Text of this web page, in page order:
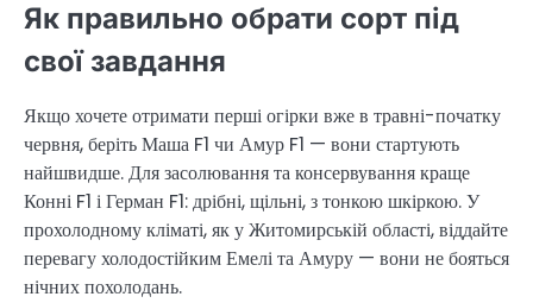
Як правильно обрати сорт під
свої завдання
Якщо хочете отримати перші огірки вже в травні-початку
червня, беріть Маша F1 чи Амур F1 — вони стартують
найшвидше. Для засолювання та консервування краще
Конні F1 і Герман F1: дрібні, щільні, з тонкою шкіркою. У
прохолодному кліматі, як у Житомирській області, віддайте
перевагу холодостійким Емелі та Амуру — вони не бояться
нічних похолодань.